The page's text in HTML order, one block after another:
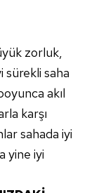
zorluk,
sürekli saha
akıl
karşı
sahada iyi
yine iyi